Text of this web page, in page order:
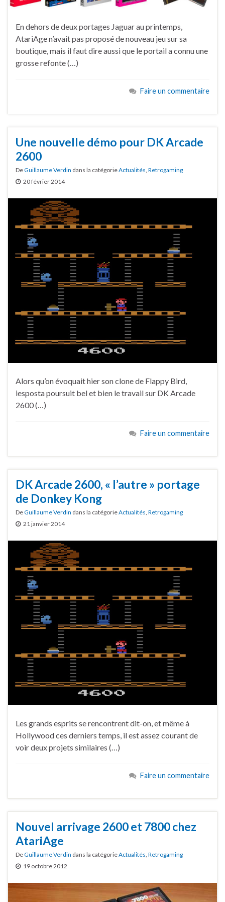
En dehors de deux portages Jaguar au printemps,
AtariAge n’avait pas proposé de nouveau jeu sur sa
boutique, mais il faut dire aussi que le portail a connu une
grosse refonte (…)
Faire un commentaire
Une nouvelle démo pour DK Arcade
2600
DeGuillaume Verdin dans la catégorieActualités Retrogaming
20 février 2014
Alors qu’on évoquait hier son clone de Flappy Bird,
iesposta poursuit bel et bien le travail sur DK Arcade
2600 (…)
Faire un commentaire
DK Arcade 2600, « l’autre » portage
de Donkey Kong
DeGuillaume Verdin dans la catégorieActualités Retrogaming
21 janvier 2014
Les grands esprits se rencontrent dit-on, et même à
Hollywood ces derniers temps, il est assez courant de
voir deux projets similaires (…)
Faire un commentaire
Nouvel arrivage 2600 et 7800 chez
AtariAge
DeGuillaume Verdin dans la catégorieActualités Retrogaming
19 octobre 2012